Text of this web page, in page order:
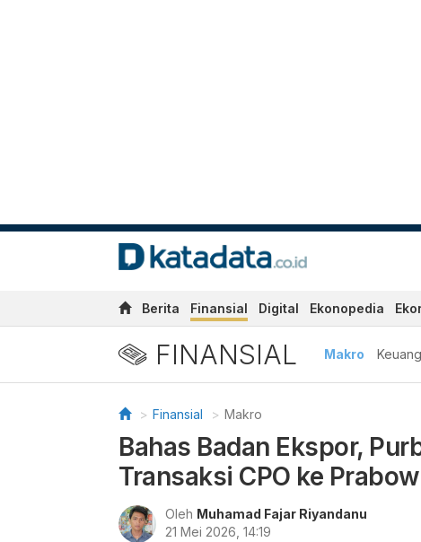
Berita Finansial Digital Ekonopedia
FINANSIAL Makro
Finansial Makro
Bahas Badan Ekspor,
Transaksi CPO ke
Oleh Muhamad Fajar Riyandanu
21 Mei 2026, 14:19